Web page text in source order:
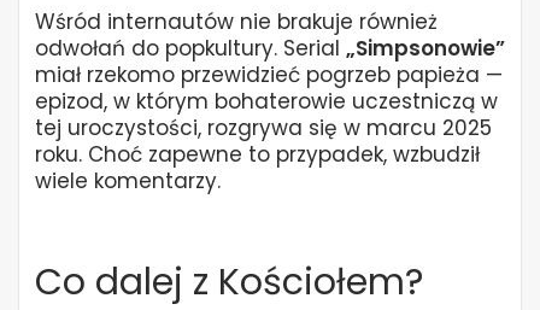
Wśród internautów nie brakuje również
odwołań do popkultury. Serial „Simpsonowie”
miał rzekomo przewidzieć pogrzeb papieża —
epizod, w którym bohaterowie uczestniczą w
tej uroczystości, rozgrywa się w marcu 2025
roku. Choć zapewne to przypadek, wzbudził
wiele komentarzy.
Co dalej z Kościołem?